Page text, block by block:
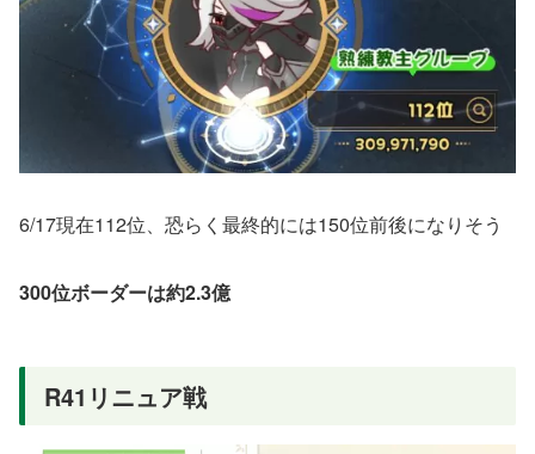
6/17現在112位、恐らく最終的には150位前後になりそう
300位ボーダーは約2.3億
R41リニュア戦